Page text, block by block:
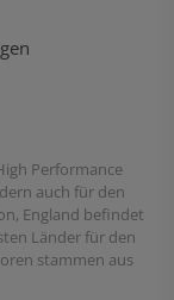
Performance
auch für den
England befindet
Länder für den
stammen aus